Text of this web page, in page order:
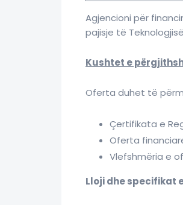
Agjencioni për
pajisje të
Kushtet e
Oferta duhet të
Çertifikata e
Oferta
Vlefshmëria e
Lloji dhe specifikat